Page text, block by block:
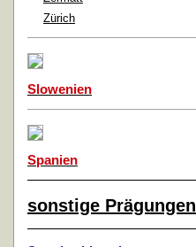
Zürich
Slowenien
Spanien
sonstige Prägungen